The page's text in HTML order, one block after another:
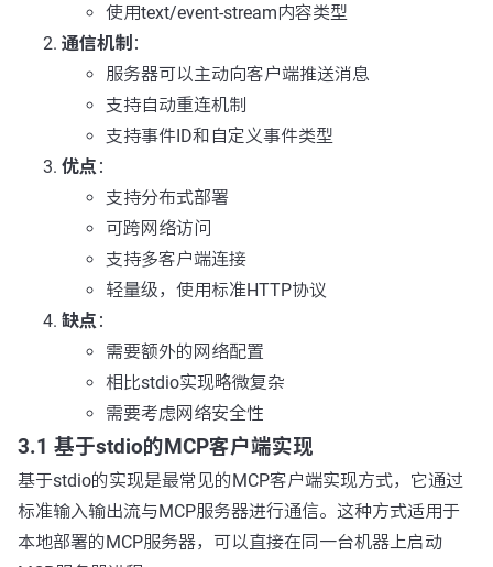
使用text/event-stream内容类型
通信机制 ：
服务器可以主动向客户端推送消息
支持自动重连机制
支持事件ID和自定义事件类型
优点 ：
支持分布式部署
可跨网络访问
支持多客户端连接
轻量级，使用标准HTTP协议
缺点 ：
需要额外的网络配置
相比stdio实现略微复杂
需要考虑网络安全性
3.1 基于stdio的MCP客户端实现
基于stdio的实现是最常见的MCP客户端实现方式，它通过
标准输入输出流与MCP服务器进行通信。这种方式适用于
本地部署的MCP服务器，可以直接在同一台机器上启动